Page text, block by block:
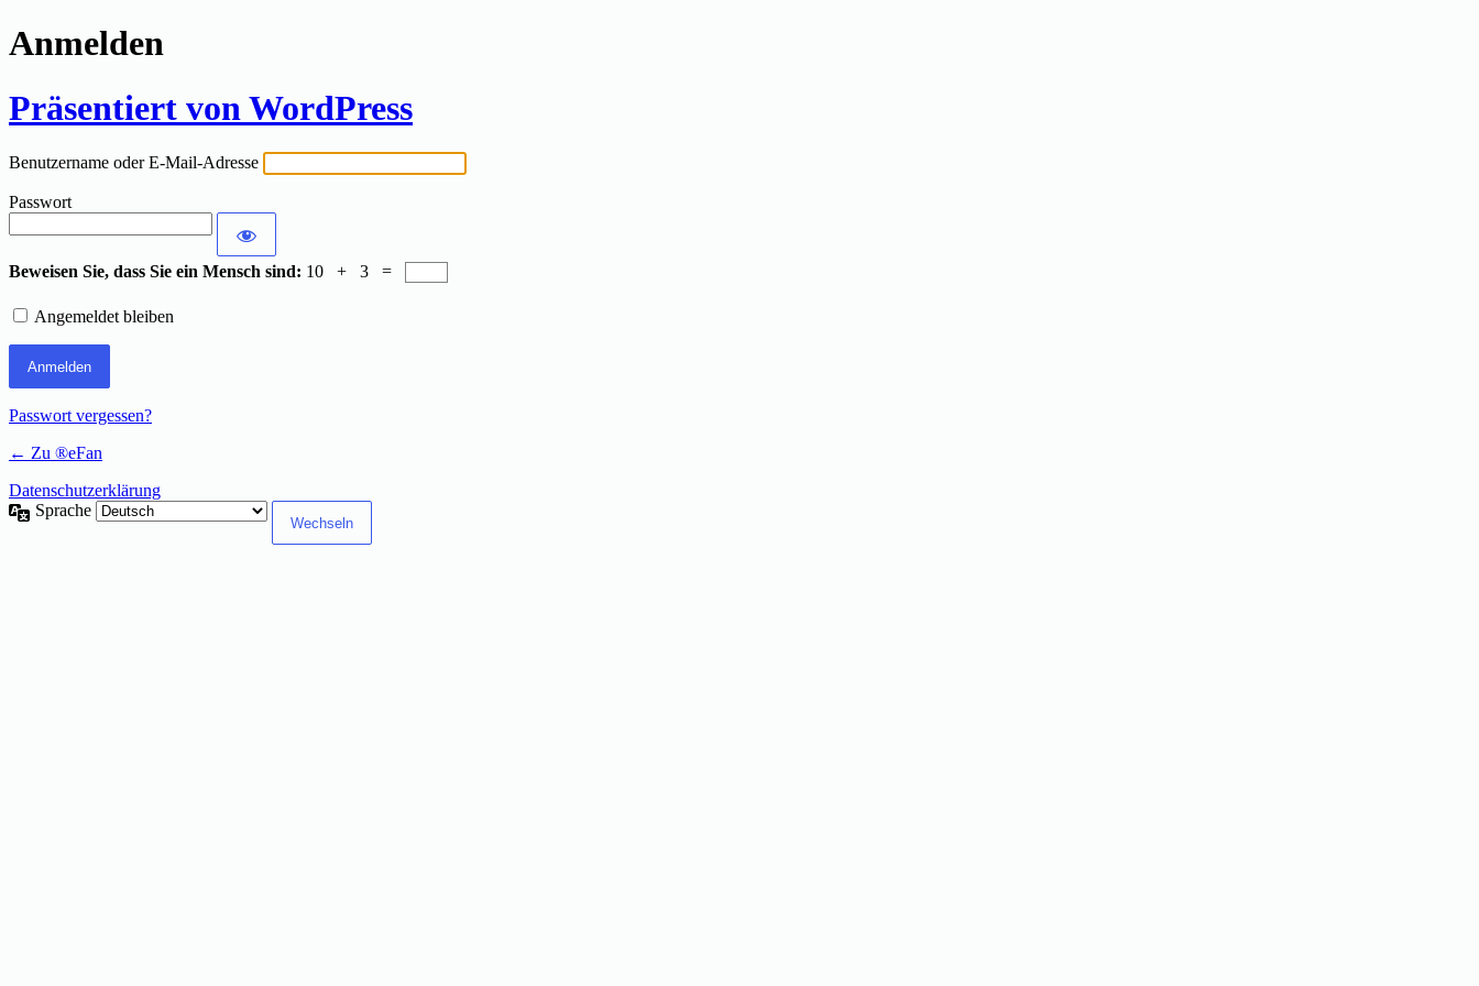
Anmelden
Präsentiert von WordPress
Benutzername oder E-Mail-Adresse
Passwort
Beweisen Sie, dass Sie ein Mensch sind: 10 + 3 =
Angemeldet bleiben
Passwort vergessen?
← Zu ®eFan
Datenschutzerklärung
Sprache